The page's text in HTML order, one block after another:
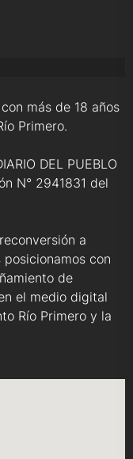
con más de 18 años
Primero.
DEL PUEBLO
N° 2941831 del
a
con
de
el medio digital
Río Primero y la